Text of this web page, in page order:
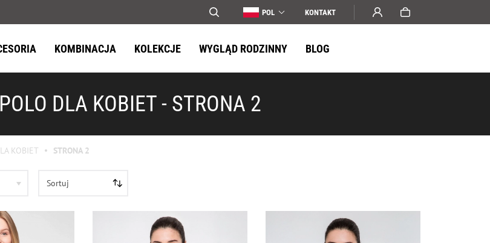
POL KONTAKT
KOMBINACJA KOLEKCJE WYGLĄD RODZINNY BLOG
DLA KOBIET - STRONA 2
KOBIET STRONA 2
Sortuj